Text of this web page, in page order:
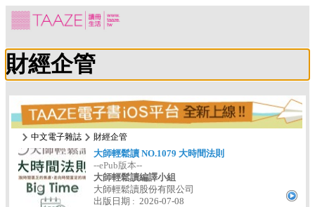
財經企管
中文電子雜誌
財經企管
大師輕鬆讀 NO.1079 大時間法則
--ePub版本--
大師輕鬆讀編譯小組
大師輕鬆讀股份有限公司
出版日期 : 2026-07-08